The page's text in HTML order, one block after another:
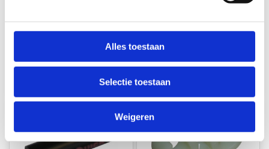
Alles toestaan
Selectie toestaan
Weigeren
Op voorraad* Op voorraad*
Vergelijk